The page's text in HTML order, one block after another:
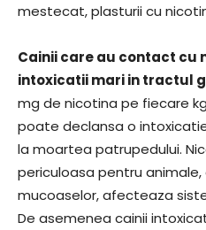
mestecat, plasturii cu
Cainii care au contact cu
intoxicatii mari in tractul
mg de nicotina pe fiecare
poate declansa o
la moartea patrupedului.
periculoasa pentru
mucoaselor, afecteaza
De asemenea cainii